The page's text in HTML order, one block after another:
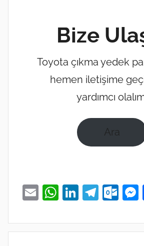
Bize
Toyota çıkma yedek
hemen iletişime
yardımcı
Ara
E
ai
W
at
Li
k
T
e
O
lo